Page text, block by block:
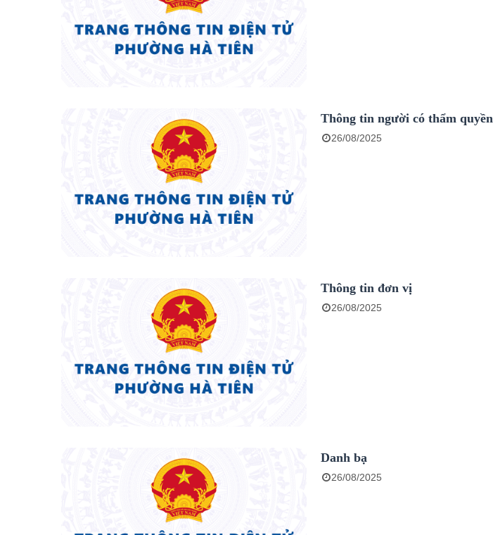
Thông tin người có thẩm quyền
26/08/2025
Thông tin đơn vị
26/08/2025
Danh bạ
26/08/2025